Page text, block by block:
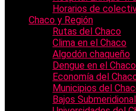
Horarios de
Chaco y Región
Rutas del Chaco
Clima en el Chaco
Algodón chaqueño
Dengue en el Chaco
Economía del
Municipios del
Bajos